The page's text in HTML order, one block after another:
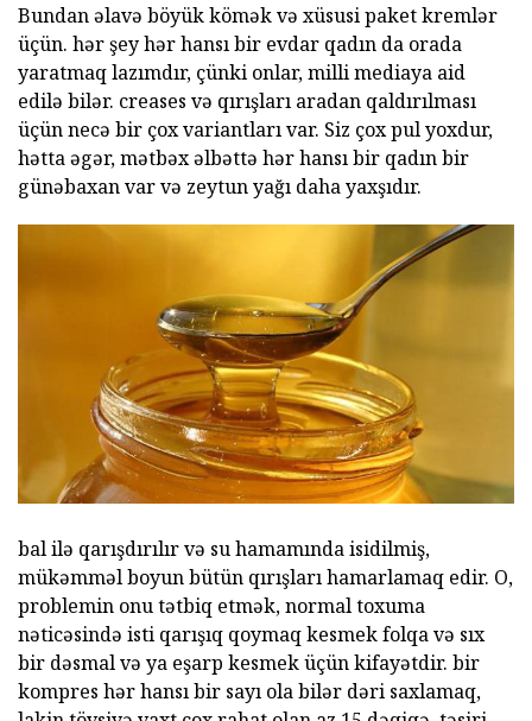
Bundan əlavə böyük kömək və xüsusi paket kremlər
üçün. hər şey hər hansı bir evdar qadın da orada
yaratmaq lazımdır, çünki onlar, milli mediaya aid
edilə bilər. creases və qırışları aradan qaldırılması
üçün necə bir çox variantları var. Siz çox pul yoxdur,
hətta əgər, mətbəx əlbəttə hər hansı bir qadın bir
günəbaxan var və zeytun yağı daha yaxşıdır.
bal ilə qarışdırılır və su hamamında isidilmiş,
mükəmməl boyun bütün qırışları hamarlamaq edir. O,
problemin onu tətbiq etmək, normal toxuma
nəticəsində isti qarışıq qoymaq kesmek folqa və sıx
bir dəsmal və ya eşarp kesmek üçün kifayətdir. bir
kompres hər hansı bir sayı ola bilər dəri saxlamaq,